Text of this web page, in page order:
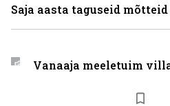
Saja aasta taguseid
Vanaaja meeletuim